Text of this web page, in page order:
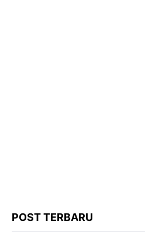
POST TERBARU